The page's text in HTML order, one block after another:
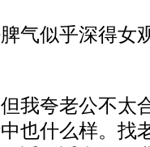
似乎深得女
夸老公不太
也什么样。找